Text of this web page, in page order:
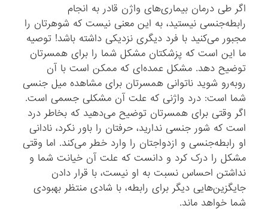
اگر طی درمان بیماری‌های واژن قادر به انجام
رابطه‌جنسی نیستید، به این معنی نیست که شوهرتان را
مجبور می‌کنید با فرد دیگری نزدیکی داشته باشد! توصیه
ما این است که پزشکتان مشکل شما را برای همسرتان
توضیح دهد. مشکل عمده‌ای که ممکن است با آن
روبه‌رو شوید ناتوانی همسرتان برای مشاهده میل جنسی
شما است: درد واژنی که علت آن مشکلی جسمی است.
اگر وقتی برای همسرتان توضیح می‌دهید که بخاطر درد
است که شور جنسی ندارید، حرفتان را باور نکرد، نادانی
او رابطه‌جنسی و ازدواجتان را وارد خطر می‌کند. اما وقتی
مشکل را درک کرد و دانست که علت آن خیانت شما و
نداشتن احساس نسبت به او نیست، با قرار دادن
جایگزین‌هایی دیگر برای رابطه، با شادی منتظر بهبودی
شما خواهد ماند.